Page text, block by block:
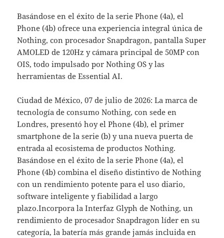
Basándose en el éxito de la serie Phone (4a), el
Phone (4b) ofrece una experiencia integral única de
Nothing, con procesador Snapdragon, pantalla Super
AMOLED de 120Hz y cámara principal de 50MP con
OIS, todo impulsado por Nothing OS y las
herramientas de Essential AI.
Ciudad de México, 07 de julio de 2026: La marca de
tecnología de consumo Nothing, con sede en
Londres, presentó hoy el Phone (4b), el primer
smartphone de la serie (b) y una nueva puerta de
entrada al ecosistema de productos Nothing.
Basándose en el éxito de la serie Phone (4a), el
Phone (4b) combina el diseño distintivo de Nothing
con un rendimiento potente para el uso diario,
software inteligente y fiabilidad a largo
plazo.Incorpora la Interfaz Glyph de Nothing, un
rendimiento de procesador Snapdragon líder en su
categoría, la batería más grande jamás incluida en